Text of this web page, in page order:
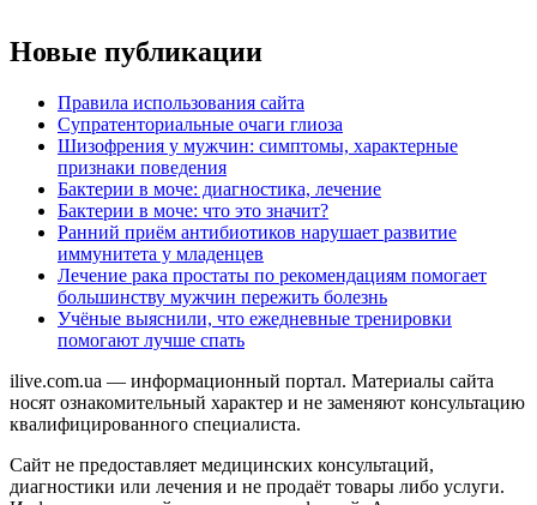
Новые публикации
Правила использования сайта
Супратенториальные очаги глиоза
Шизофрения у мужчин: симптомы, характерные
признаки поведения
Бактерии в моче: диагностика, лечение
Бактерии в моче: что это значит?
Ранний приём антибиотиков нарушает развитие
иммунитета у младенцев
Лечение рака простаты по рекомендациям помогает
большинству мужчин пережить болезнь
Учёные выяснили, что ежедневные тренировки
помогают лучше спать
ilive.com.ua — информационный портал. Материалы сайта
носят ознакомительный характер и не заменяют консультацию
квалифицированного специалиста.
Сайт не предоставляет медицинских консультаций,
диагностики или лечения и не продаёт товары либо услуги.